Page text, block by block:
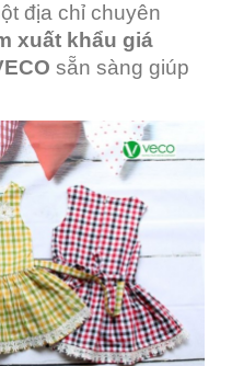
địa chỉ chuyên
xuất khẩu giá
sẵn sàng giúp